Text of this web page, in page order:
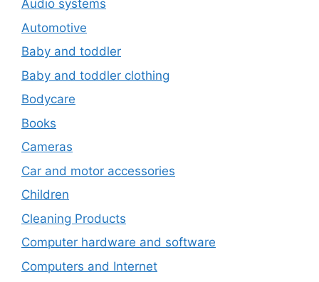
Audio systems
Automotive
Baby and toddler
Baby and toddler clothing
Bodycare
Books
Cameras
Car and motor accessories
Children
Cleaning Products
Computer hardware and software
Computers and Internet